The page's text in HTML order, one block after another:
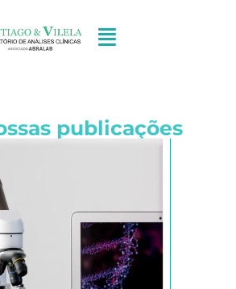
publicações